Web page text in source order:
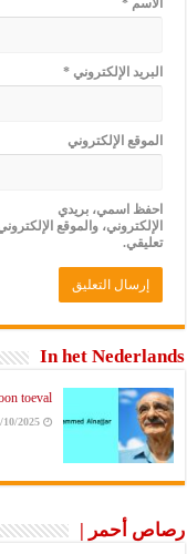
البريد الإلكتروني*
الموقع الإلكتروني
احفظ اسمي، بريدي
الإلكتروني، والموقع
تعليقي.
In het Nederlands
toeval
10/2025
رصاص أحمر |